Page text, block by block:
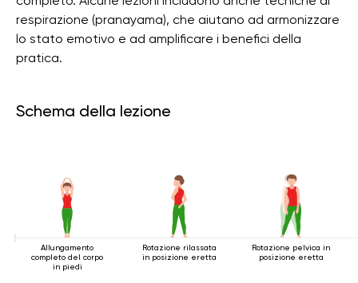
respirazione (pranayama), che aiutano ad armonizzare
lo stato emotivo e ad amplificare i benefici della
pratica.
Schema della lezione
Allungamento
completo del corpo
in piedi
Rotazione rilassata
in posizione eretta
Rotazione pelvica in
posizione eretta